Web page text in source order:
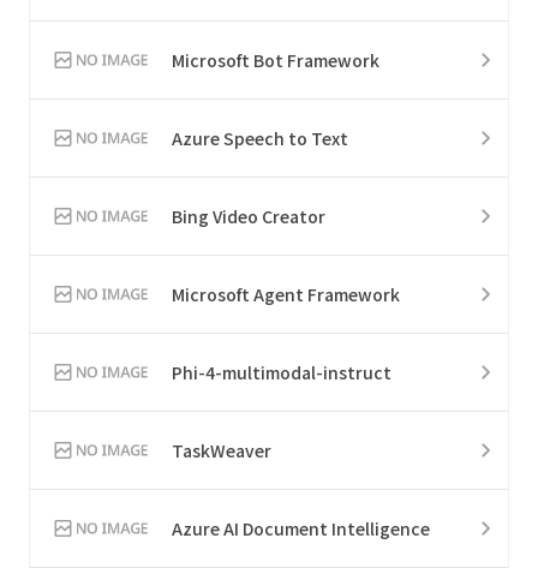
Microsoft Bot Framework
Azure Speech to Text
Bing Video Creator
Microsoft Agent Framework
Phi-4-multimodal-instruct
TaskWeaver
Azure AI Document Intelligence